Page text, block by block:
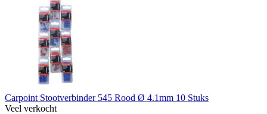
Carpoint Stootverbinder 545 Rood Ø 4.1mm 10 Stuks
Veel verkocht